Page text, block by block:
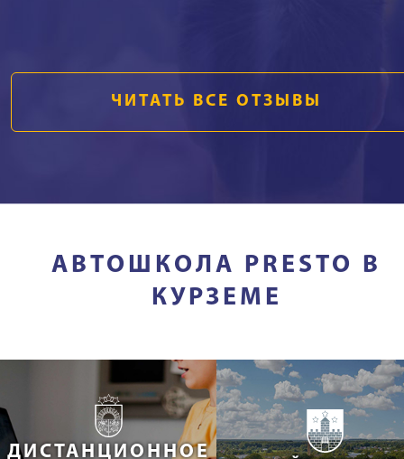
ЧИТАТЬ ВСЕ ОТЗЫВЫ
АВТОШКОЛА PRESTO В
КУРЗЕМЕ
ДИСТАНЦИОННОЕ